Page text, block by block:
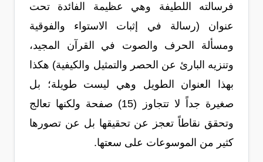
فرسالته اللطيفة وهي عظيمة الفائدة تحت
عنوان (رسالة في إثبات الاستواء والفوقية
ومسألة الحرف والصوت في القرآن المجيد،
وتنزيه البارئ عن الحصر والتمثيل والكيفية) هكذا
بهذا العنوان الطويل وهي ليست طويلة؛ بل
صغيرة جداً لا تتجاوز (15) صفحة ولكنها تعالج
وتحقق نقاطاً تعجز عن تحقيقها بل عن تصورها
كثير من الموسوعات على سعتها.